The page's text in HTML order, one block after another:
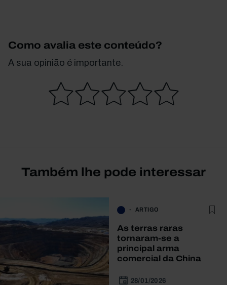
Como avalia este conteúdo?
A sua opinião é importante.
Também lhe pode interessar
ARTIGO
As terras raras
tornaram-se a
principal arma
comercial da China
28/01/2026